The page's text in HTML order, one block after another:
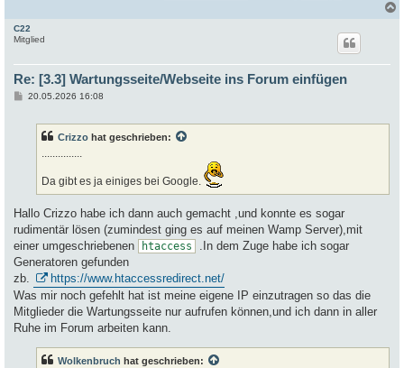
C22
Mitglied
Re: [3.3] Wartungsseite/Webseite ins Forum einfügen
B20.05.2026 16:08
Crizzo hat geschrieben:
Da gibt es ja einiges bei Google.
Hallo Crizzo habe ich dann auch gemacht ,und konnte es sogar
rudimentär lösen (zumindest ging es auf meinen Wamp Server),mit
einer umgeschriebenen
htaccess
.In dem Zuge habe ich sogar
Generatoren gefunden
zb.
https://www.htaccessredirect.net/
Was mir noch gefehlt hat ist meine eigene IP einzutragen so das die
Mitglieder die Wartungsseite nur aufrufen können,und ich dann in aller
Ruhe im Forum arbeiten kann.
Wolkenbruch hat geschrieben: